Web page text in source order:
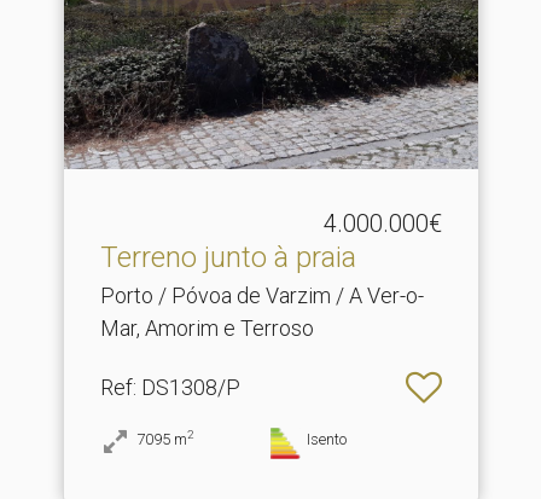
4.000.000€
Terreno junto à praia
Porto / Póvoa de Varzim / A Ver-o-
Mar, Amorim e Terroso
Ref: DS1308/P
7095 m2 Isento